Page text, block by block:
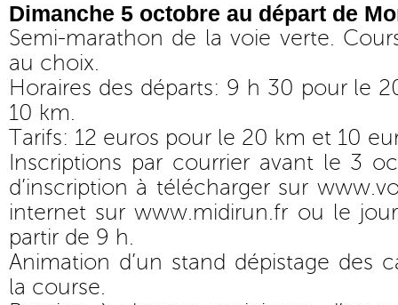
Dimanche 5 octobre au départ de
Semi-marathon de la voie verte.
au choix.
Horaires des départs: 9 h 30 pour le
10 km.
Tarifs: 12 euros pour le 20 km et 10
Inscriptions par courrier avant le 3
d’inscription à télécharger sur
internet surwww.midirun.fr ou le
partir de 9 h.
Animation d’un stand dépistage des
la course.